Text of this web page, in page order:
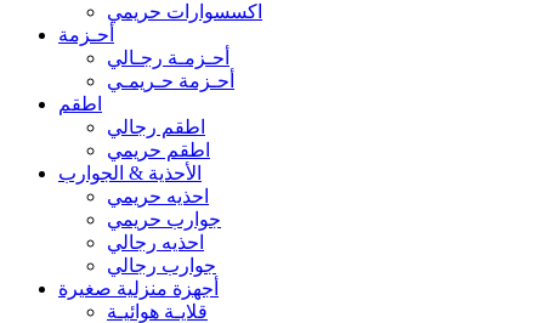
اكسسوارات حريمي
أحـزمة
أحـزمـة رجـالي
أحـزمة حـريمـي
اطقم
اطقم رجالي
اطقم حريمي
الأحذية & الجوارب
احذيه حريمي
جوارب حريمي
احذيه رجالي
جوارب رجالي
أجهزة منزلية صغيرة
قلايـة هوائيـة